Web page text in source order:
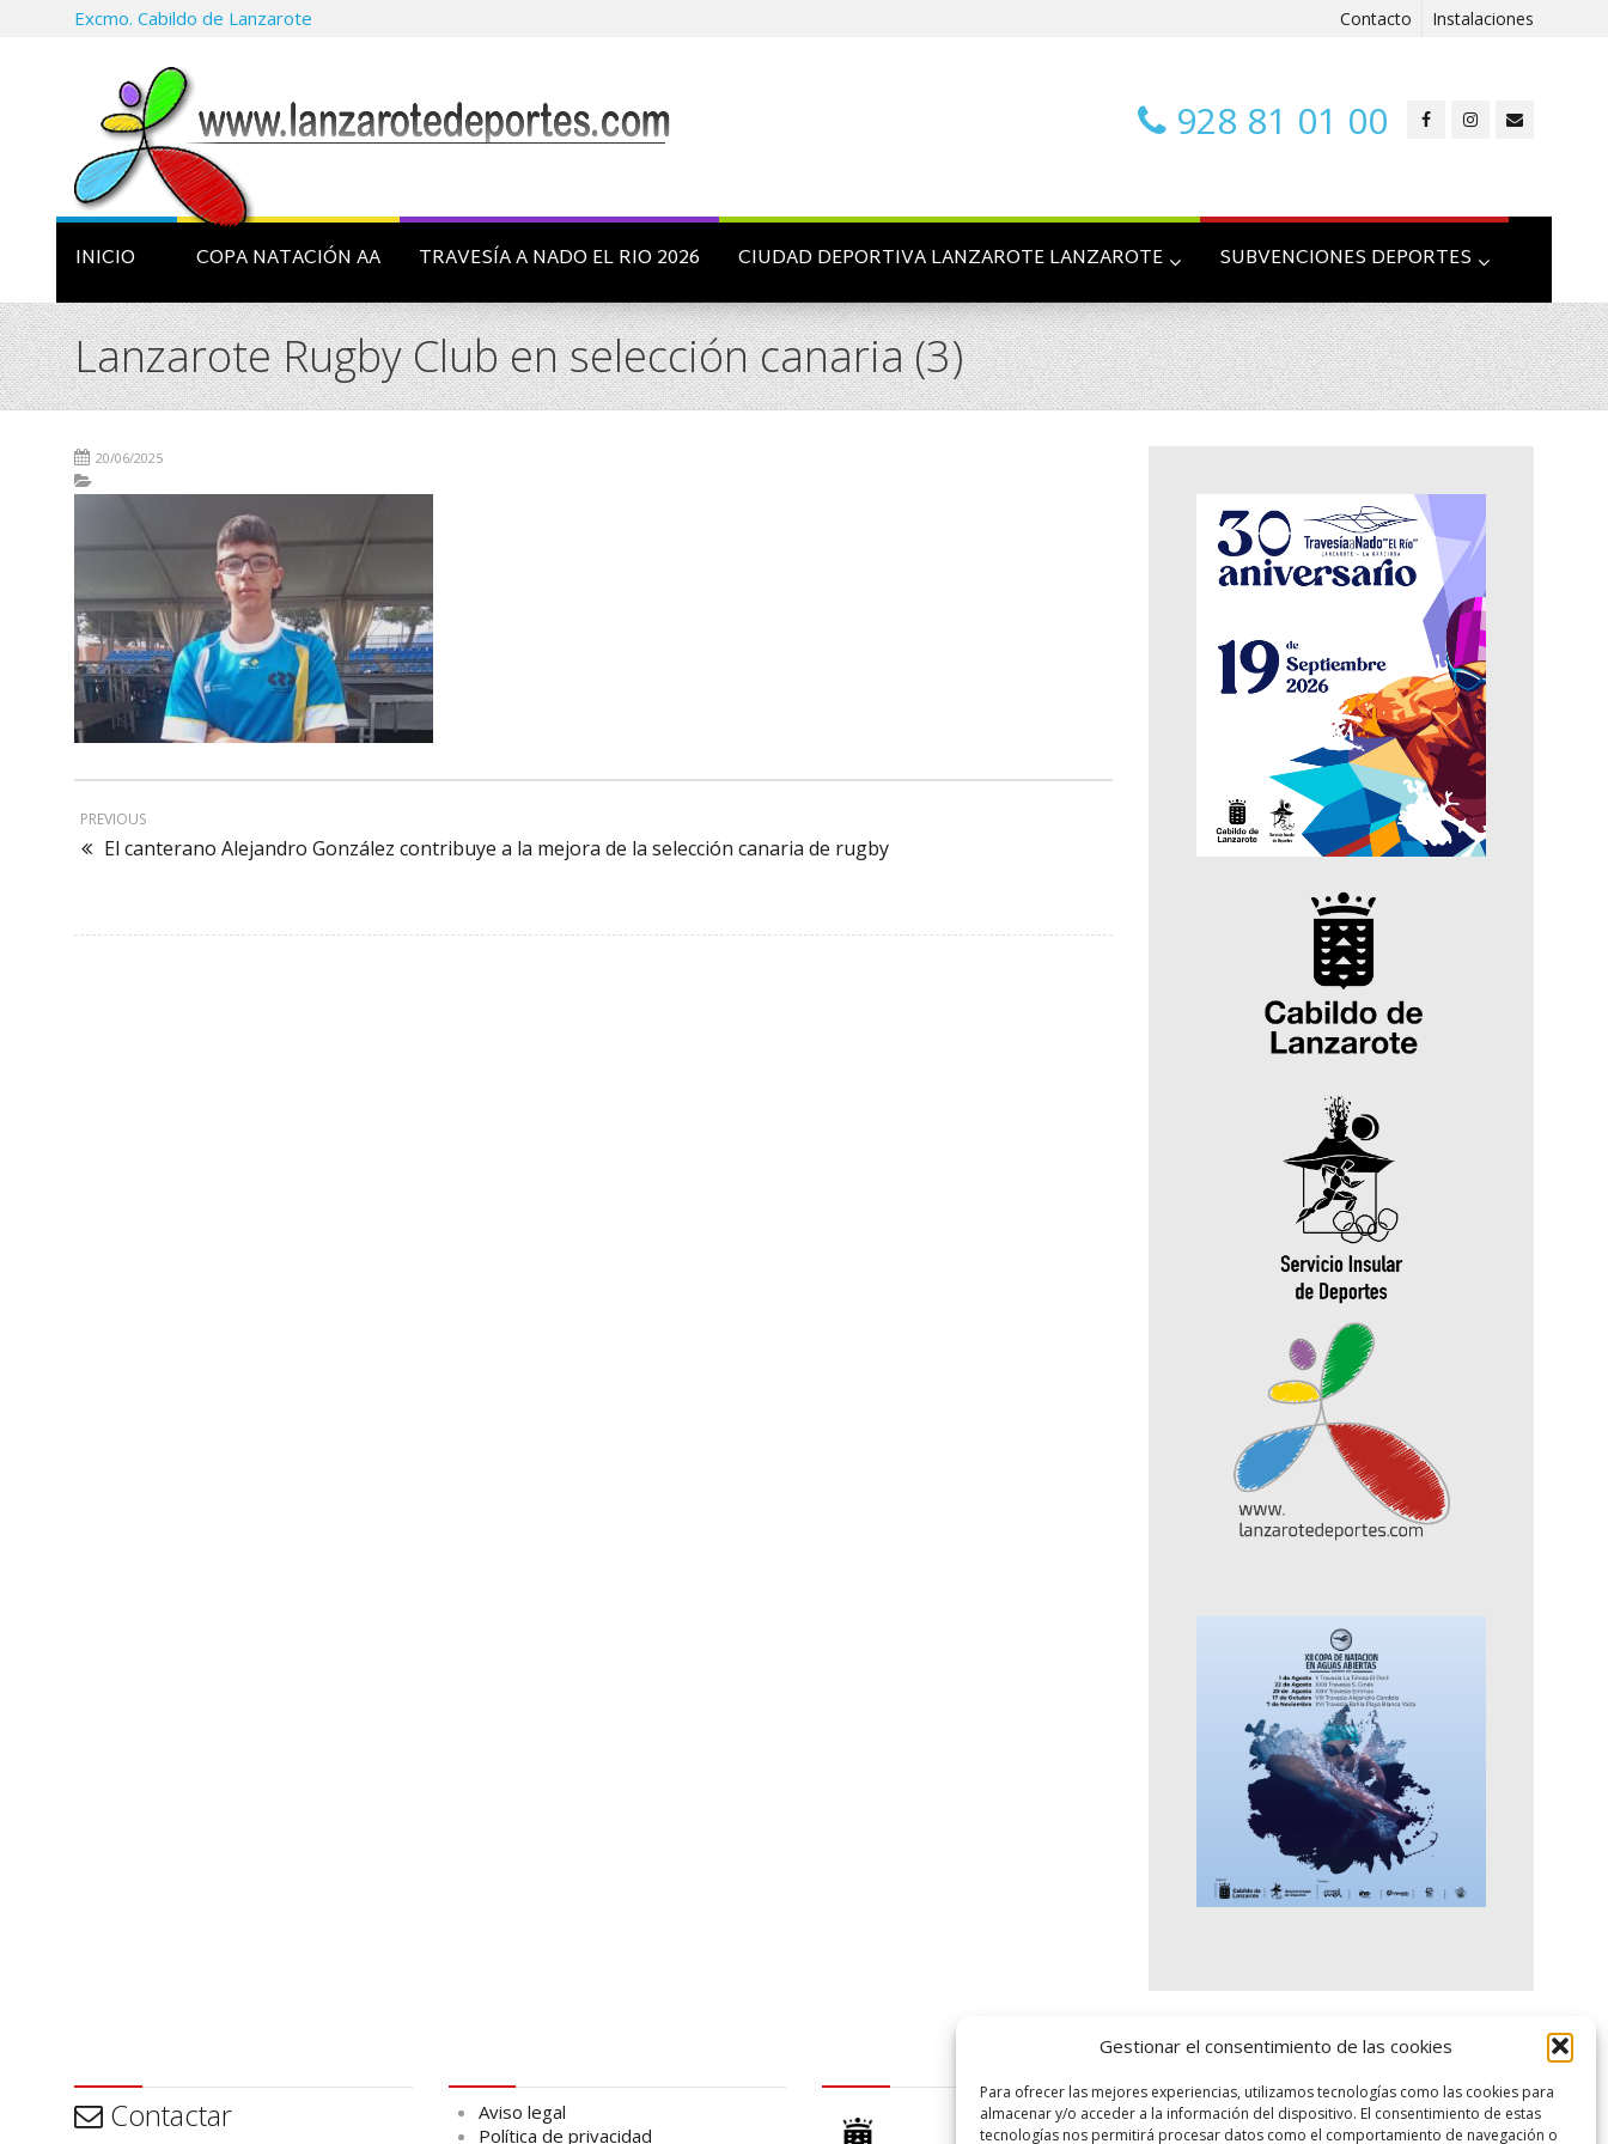
Gestionar el consentimiento de las cookies
Para ofrecer las mejores experiencias, utilizamos tecnologías como las cookies para
almacenar y/o acceder a la información del dispositivo. El consentimiento de estas
tecnologías nos permitirá procesar datos como el comportamiento de navegación o
Excmo. Cabildo de Lanzarote Contacto Instalaciones
928 81 01 00
INICIO COPA NATACIÓN AA TRAVESÍA A NADO EL RIO 2026 CIUDAD DEPORTIVA LANZAROTE LANZAROTE SUBVENCIONES DEPORTES
Lanzarote Rugby Club en selección canaria (3)
20/06/2025
PREVIOUS
El canterano Alejandro González contribuye a la mejora de la selección canaria de rugby
Contactar
Aviso legal
Política de privacidad
logo SID